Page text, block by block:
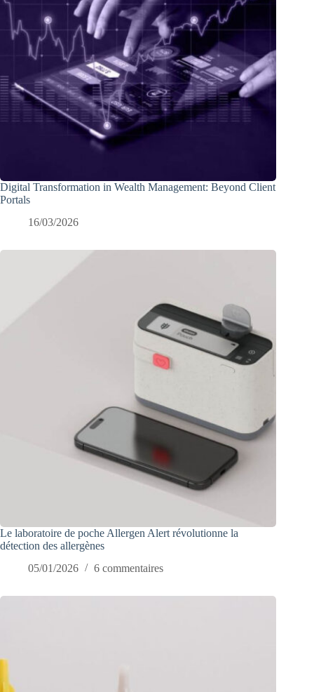
Digital Transformation in Wealth Management: Beyond Client
Portals
16/03/2026
Le laboratoire de poche Allergen Alert révolutionne la
détection des allergènes
05/01/2026
6 commentaires